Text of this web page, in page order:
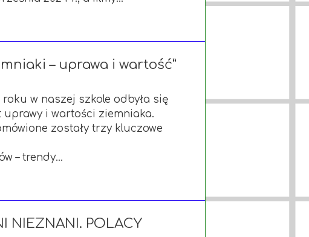
– uprawa i wartość”
w naszej szkole odbyła się
uprawy i wartości ziemniaka.
zostały trzy kluczowe
– trendy...
NIEZNANI. POLACY